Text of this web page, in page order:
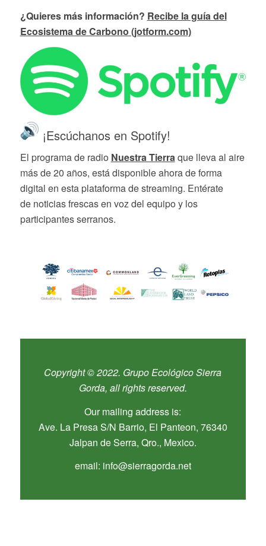
¿Quieres más información? Recibe la guía del
Ecosistema de Carbono (jotform.com)
¡Escúchanos en Spotify!
El programa de radio Nuestra Tierraque lleva al aire
más de 20 años, está disponible ahora de forma
digital en esta plataforma de streaming. Entérate
de noticias frescas en voz del equipo y los
participantes serranos.
Copyright © 2022. Grupo Ecológico Sierra
Gorda, all rights reserved.
Our mailing address is:
Ave. La Presa S/N Barrio, El Panteon, 76340
Jalpan de Serra, Qro., Mexico.
email: info@sierragorda.net